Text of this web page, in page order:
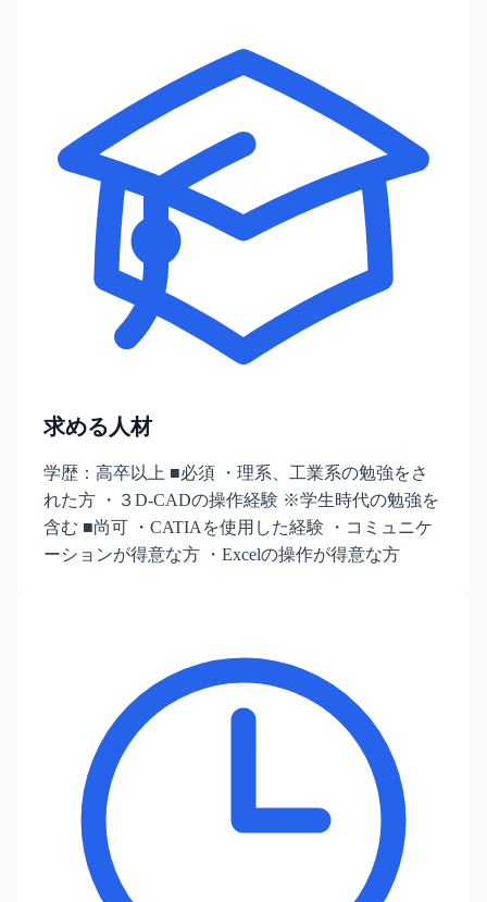
求める人材
学歴：高卒以上 ■必須 ・理系、工業系の勉強をさ
れた方 ・３D-CADの操作経験 ※学生時代の勉強を
含む ■尚可 ・CATIAを使用した経験 ・コミュニケ
ーションが得意な方 ・Excelの操作が得意な方